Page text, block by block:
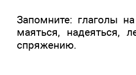
Запомните: глаголы
маяться, надеяться,
спряжению.